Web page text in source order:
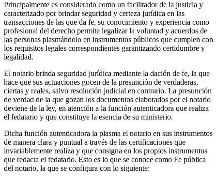
Principalmente es considerado como un facilitador de la justicia y
caracterizado por brindar seguridad y certeza jurídica en las
transacciones de las que da fe, su conocimiento y experiencia como
profesional del derecho permite legalizar la voluntad y acuerdos de
las personas plasmándolo en instrumentos públicos que cumplen con
los requisitos legales correspondientes garantizando certidumbre y
legalidad.
El notario brinda seguridad jurídica mediante la dación de fe, la que
hace que sus actuaciones gocen de la presunción de verdaderas,
ciertas y reales, salvo resolución judicial en contrario. La presunción
de verdad de la que gozan los documentos elaborados por el notario
deviene de la ley, en atención a la función autenticadora que realiza
el fedatario y que constituye la esencia de su ministerio.
Dicha función autenticadora la plasma el notario en sus instrumentos
de manera clara y puntual a través de las certificaciones que
invariablemente realiza y que consigna en los propios instrumentos
que redacta el fedatario. Esto es lo que se conoce como Fe pública
del notario, la que se configura con lo siguiente: